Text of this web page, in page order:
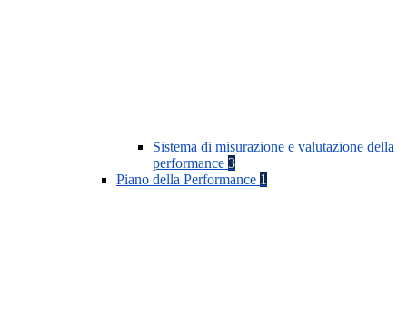
Sistema di misurazione e valutazione della
performance 3
Piano della Performance 1